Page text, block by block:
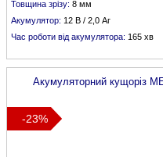
Товщина зрізу: 8 мм
Акумулятор: 12 В / 2,0 Аг
Час роботи від акумулятора: 165 хв
Акумуляторний кущоріз
-23%